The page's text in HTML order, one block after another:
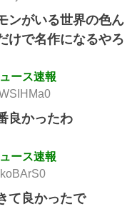
ンがいる世界の色ん
けで名作になるやろ
ース速報
良かったわ
ース速報
て良かったで